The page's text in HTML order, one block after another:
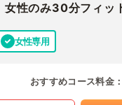
女性のみ30分フィッ
女性専用
おすすめコース料金